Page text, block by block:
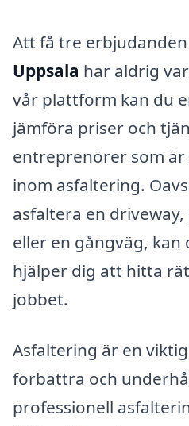
Att få tre
Uppsala har aldrig
vår plattform kan du
jämföra priser och
entreprenörer som är
inom asfaltering.
asfaltera en
eller en gångväg, kan
hjälper dig att hitta
jobbet.
Asfaltering är en
förbättra och
professionell